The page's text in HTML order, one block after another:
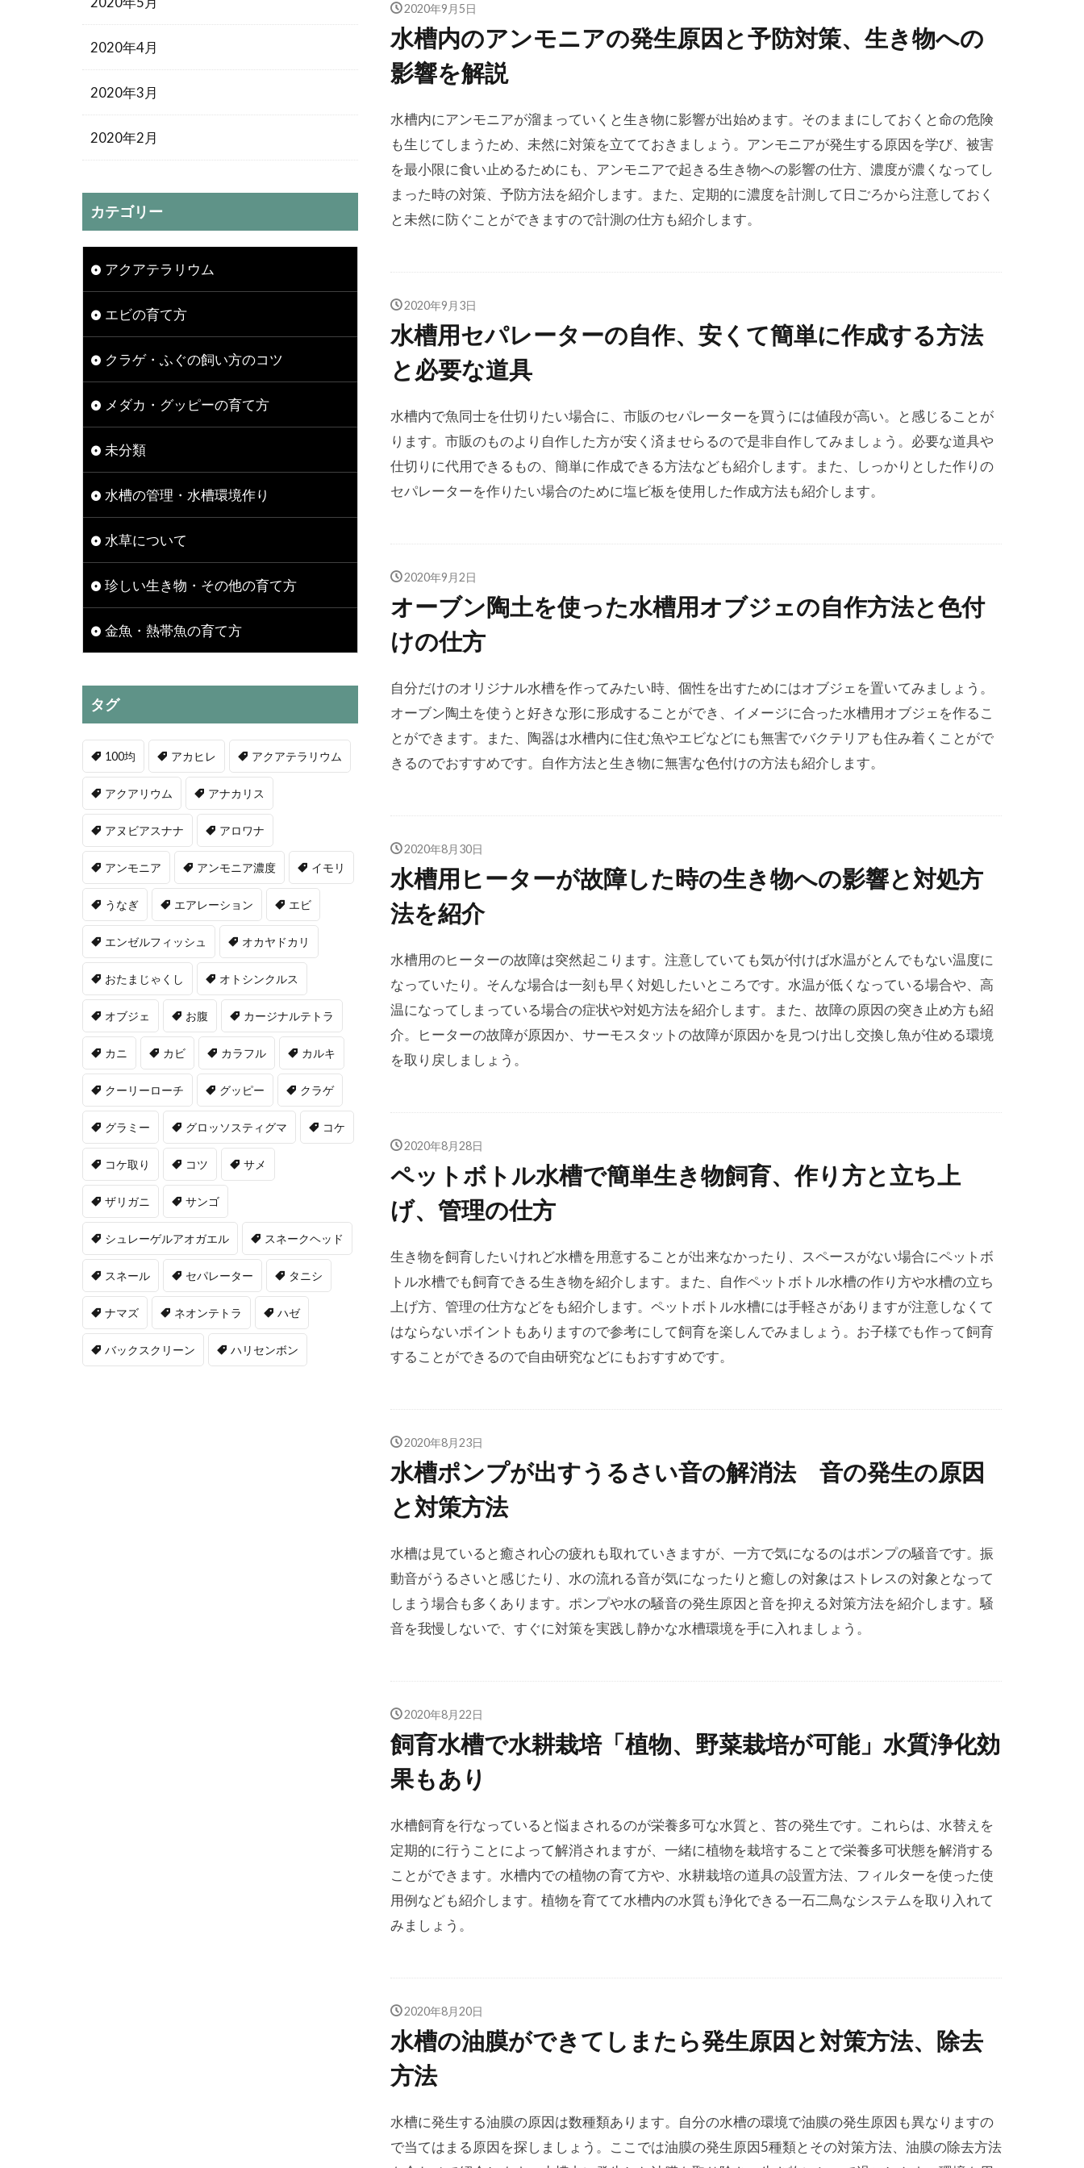
2020年9月5日
水槽内のアンモニアの発生原因と予防対策、生き物への
影響を解説
水槽内にアンモニアが溜まっていくと生き物に影響が出始めます。そのままにしておくと命の危険
も生じてしまうため、未然に対策を立てておきましょう。アンモニアが発生する原因を学び、被害
を最小限に食い止めるためにも、アンモニアで起きる生き物への影響の仕方、濃度が濃くなってし
まった時の対策、予防方法を紹介します。また、定期的に濃度を計測して日ごろから注意しておく
と未然に防ぐことができますので計測の仕方も紹介します。
2020年9月3日
水槽用セパレーターの自作、安くて簡単に作成する方法
と必要な道具
水槽内で魚同士を仕切りたい場合に、市販のセパレーターを買うには値段が高い。と感じることが
ります。市販のものより自作した方が安く済ませらるので是非自作してみましょう。必要な道具や
仕切りに代用できるもの、簡単に作成できる方法なども紹介します。また、しっかりとした作りの
セパレーターを作りたい場合のために塩ビ板を使用した作成方法も紹介します。
2020年9月2日
オーブン陶土を使った水槽用オブジェの自作方法と色付
けの仕方
自分だけのオリジナル水槽を作ってみたい時、個性を出すためにはオブジェを置いてみましょう。
オーブン陶土を使うと好きな形に形成することができ、イメージに合った水槽用オブジェを作るこ
とができます。また、陶器は水槽内に住む魚やエビなどにも無害でバクテリアも住み着くことがで
きるのでおすすめです。自作方法と生き物に無害な色付けの方法も紹介します。
2020年8月30日
水槽用ヒーターが故障した時の生き物への影響と対処方
法を紹介
水槽用のヒーターの故障は突然起こります。注意していても気が付けば水温がとんでもない温度に
なっていたり。そんな場合は一刻も早く対処したいところです。水温が低くなっている場合や、高
温になってしまっている場合の症状や対処方法を紹介します。また、故障の原因の突き止め方も紹
介。ヒーターの故障が原因か、サーモスタットの故障が原因かを見つけ出し交換し魚が住める環境
を取り戻しましょう。
2020年8月28日
ペットボトル水槽で簡単生き物飼育、作り方と立ち上
げ、管理の仕方
生き物を飼育したいけれど水槽を用意することが出来なかったり、スペースがない場合にペットボ
トル水槽でも飼育できる生き物を紹介します。また、自作ペットボトル水槽の作り方や水槽の立ち
上げ方、管理の仕方などをも紹介します。ペットボトル水槽には手軽さがありますが注意しなくて
はならないポイントもありますので参考にして飼育を楽しんでみましょう。お子様でも作って飼育
することができるので自由研究などにもおすすめです。
2020年8月23日
水槽ポンプが出すうるさい音の解消法 音の発生の原因
と対策方法
水槽は見ていると癒され心の疲れも取れていきますが、一方で気になるのはポンプの騒音です。振
動音がうるさいと感じたり、水の流れる音が気になったりと癒しの対象はストレスの対象となって
しまう場合も多くあります。ポンプや水の騒音の発生原因と音を抑える対策方法を紹介します。騒
音を我慢しないで、すぐに対策を実践し静かな水槽環境を手に入れましょう。
2020年8月22日
飼育水槽で水耕栽培「植物、野菜栽培が可能」水質浄化効
果もあり
水槽飼育を行なっていると悩まされるのが栄養多可な水質と、苔の発生です。これらは、水替えを
定期的に行うことによって解消されますが、一緒に植物を栽培することで栄養多可状態を解消する
ことができます。水槽内での植物の育て方や、水耕栽培の道具の設置方法、フィルターを使った使
用例なども紹介します。植物を育てて水槽内の水質も浄化できる一石二鳥なシステムを取り入れて
みましょう。
2020年8月20日
水槽の油膜ができてしまたら発生原因と対策方法、除去
方法
水槽に発生する油膜の原因は数種類あります。自分の水槽の環境で油膜の発生原因も異なりますの
で当てはまる原因を探しましょう。ここでは油膜の発生原因5種類とその対策方法、油膜の除去方法
2020年4月
2020年3月
2020年2月
カテゴリー
アクアテラリウム
エビの育て方
クラゲ・ふぐの飼い方のコツ
メダカ・グッピーの育て方
未分類
水槽の管理・水槽環境作り
水草について
珍しい生き物・その他の育て方
金魚・熱帯魚の育て方
タグ
100均 アカヒレ アクアテラリウム
アクアリウム アナカリス
アヌビアスナナ アロワナ
アンモニア アンモニア濃度 イモリ
うなぎ エアレーション エビ
エンゼルフィッシュ オカヤドカリ
おたまじゃくし オトシンクルス
オブジェ お腹 カージナルテトラ
カニ カビ カラフル カルキ
クーリーローチ グッピー クラゲ
グラミー グロッソスティグマ コケ
コケ取り コツ サメ
ザリガニ サンゴ
シュレーゲルアオガエル スネークヘッド
スネール セパレーター タニシ
ナマズ ネオンテトラ ハゼ
バックスクリーン ハリセンボン